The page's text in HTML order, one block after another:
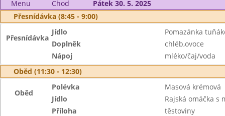
Menu
Chod
Pátek 30. 5. 2025
Přesnídávka (8:45 - 9:00)
Přesnídávka
Jídlo
Pomazánka
Doplněk
chléb,ovoce
Nápoj
mléko/čaj/voda
Oběd (11:30 - 12:30)
Oběd
Polévka
Masová krémová
Jídlo
Rajská omáčka s
Příloha
těstoviny